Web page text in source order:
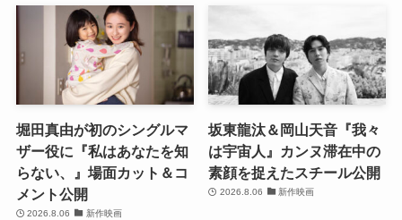
堀田真由が初のシングルマ
ザー役に『私はあなたを知
らない、』場面カット＆コ
メント公開
2026.8.06 新作映画
坂東龍汰＆岡山天音『我々
は宇宙人』カンヌ滞在中の
素顔を捉えたスチール公開
2026.8.06 新作映画